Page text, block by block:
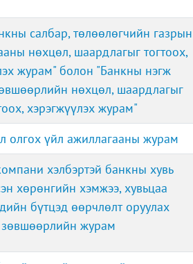
салбар, төлөөлөгчийн газрын
нөхцөл, шаардлагыг тогтоох,
журам" болон "Банкны нэгж
нөхцөл, шаардлагыг
хэрэгжүүлэх журам"
олгох үйл ажиллагааны журам
хэлбэртэй банкны хувь
хөрөнгийн хэмжээ, хувьцаа
бүтцэд өөрчлөлт оруулах
зөвшөөрлийн журам